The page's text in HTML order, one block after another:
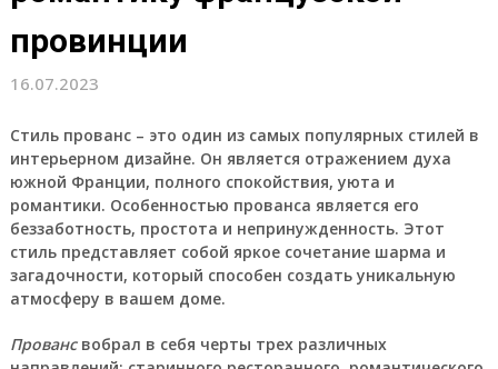
провинции
16.07.2023
Стиль прованс– это один из самых популярных стилей в
интерьерном дизайне. Он является отражением духа
южной Франции, полного спокойствия, уюта и
романтики. Особенностью прованса является его
беззаботность, простота и непринужденность. Этот
стиль представляет собой яркое сочетание шарма и
загадочности, который способен создать уникальную
атмосферу в вашем доме.
Провансвобрал в себя черты трех различных